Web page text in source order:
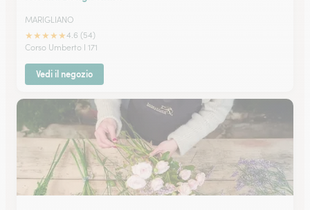
MARIGLIANO
★★★★★4.6 (54)
Corso Umberto I 171
Vedi il negozio